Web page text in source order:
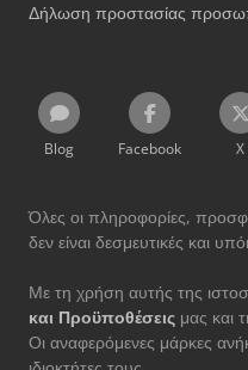
Δήλωση προστασίας
Blog Facebook X
Όλες οι πληροφορίες,
δεν είναι δεσμευτικές και
Με τη χρήση αυτής της
και Προϋποθέσεις μας και
Οι αναφερόμενες μάρκες